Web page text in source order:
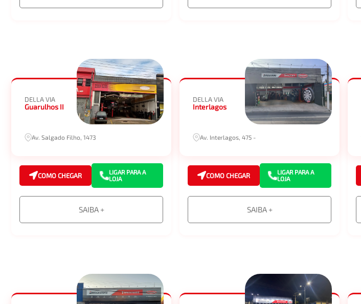
DELLA VIA
Guarulhos II
Av. Salgado Filho, 1473
COMO CHEGAR
LIGAR PARA A
LOJA
SAIBA +
DELLA VIA
Interlagos
Av. Interlagos, 475 -
COMO CHEGAR
LIGAR PARA A
LOJA
SAIBA +